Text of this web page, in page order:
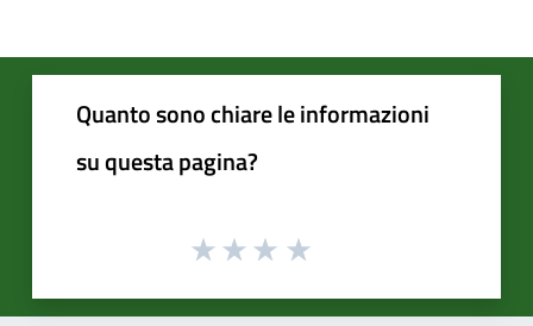
Quanto sono chiare le informazioni
su questa pagina?